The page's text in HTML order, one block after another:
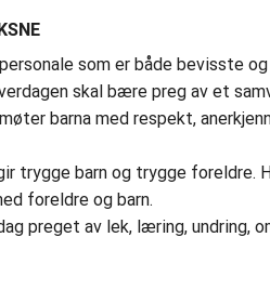
som er både bevisste
skal bære preg av et
barna med respekt,
trygge barn og trygge foreldre.
foreldre og barn.
preget av lek, læring, undring,